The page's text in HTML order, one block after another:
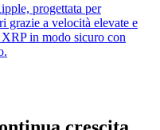
progettata per
grazie a velocità elevate e
in modo sicuro con